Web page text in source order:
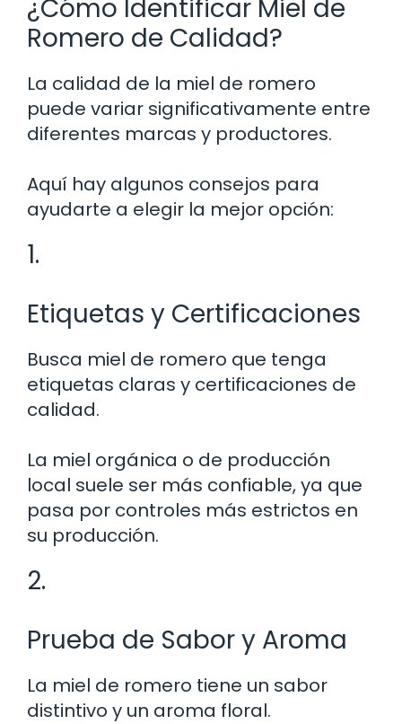
¿Cómo Identificar Miel de
Romero de Calidad?
La calidad de la miel de romero
puede variar significativamente entre
diferentes marcas y productores.
Aquí hay algunos consejos para
ayudarte a elegir la mejor opción:
1.
Etiquetas y Certificaciones
Busca miel de romero que tenga
etiquetas claras y certificaciones de
calidad.
La miel orgánica o de producción
local suele ser más confiable, ya que
pasa por controles más estrictos en
su producción.
2.
Prueba de Sabor y Aroma
La miel de romero tiene un sabor
distintivo y un aroma floral.